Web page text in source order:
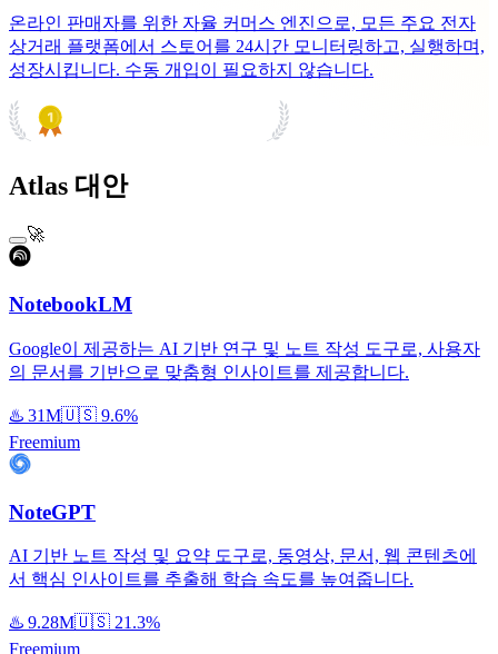
온라인 판매자를 위한 자율 커머스 엔진으로, 모든 주요 전자
상거래 플랫폼에서 스토어를 24시간 모니터링하고, 실행하며,
성장시킵니다. 수동 개입이 필요하지 않습니다.
Atlas 대안
🚀
NotebookLM
Google이 제공하는 AI 기반 연구 및 노트 작성 도구로, 사용자
의 문서를 기반으로 맞춤형 인사이트를 제공합니다.
♨️ 31M🇺🇸 9.6%
Freemium
NoteGPT
AI 기반 노트 작성 및 요약 도구로, 동영상, 문서, 웹 콘텐츠에
서 핵심 인사이트를 추출해 학습 속도를 높여줍니다.
♨️ 9.28M🇺🇸 21.3%
Freemium